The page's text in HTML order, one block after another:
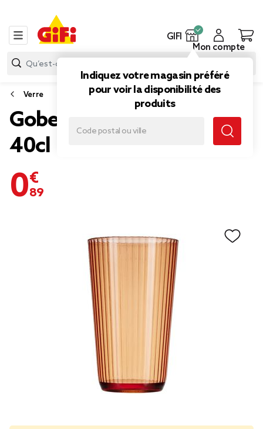
GIFI
Indiquez votre magasin préféré
pour voir la disponibilité des
produits
Mon compte
Verre
Gobelet plastique vert
40cl
0,89 €